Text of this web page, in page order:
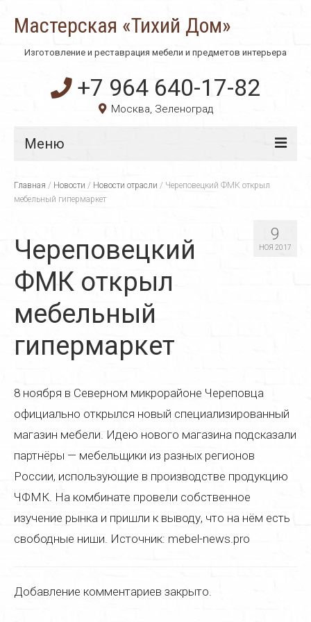
Мастерская «Тихий Дом»
Изготовление и реставрация мебели и предметов интерьера
+7 964 640-17-82
Москва, Зеленоград
Меню
Главная
Материалы
Услуги
Реставрация дверей
Реставрация стульев
Реставрация кресла
Реставрация кухонной мебели
Реставрация старой мебели
Реставрация мягкой мебели
Реставрация деревянной мебели
Главная / Новости / Новости отрасли / Череповецкий ФМК открыл
мебельный гипермаркет
9
НОЯ 2017
Череповецкий
ФМК открыл
мебельный
гипермаркет
8 ноября в Северном микрорайоне Череповца
официально открылся новый специализированный
магазин мебели. Идею нового магазина подсказали
партнёры — мебельщики из разных регионов
России, использующие в производстве продукцию
ЧФМК. На комбинате провели собственное
изучение рынка и пришли к выводу, что на нём есть
свободные ниши. Источник: mebel-news.pro
Добавление комментариев закрыто.